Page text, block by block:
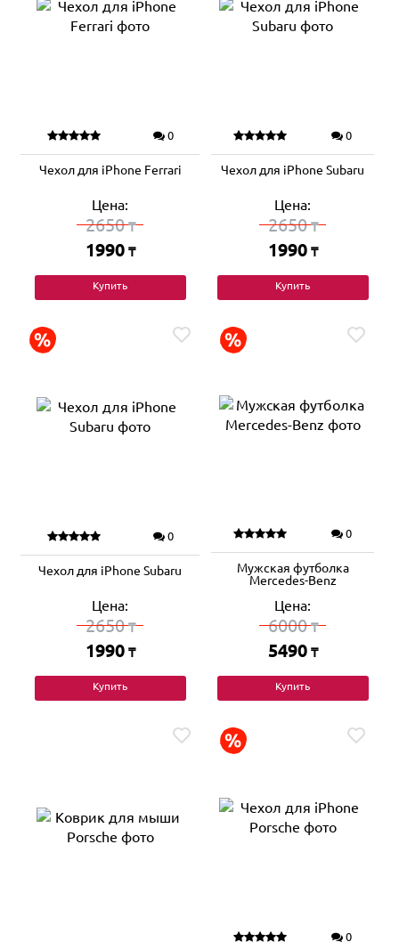
0
Чехол для iPhone Ferrari
Цена:
2650₸
1990 ₸
Купить
0
Чехол для iPhone Subaru
Цена:
2650₸
1990 ₸
Купить
0
Чехол для iPhone Subaru
Цена:
2650₸
1990 ₸
Купить
0
Мужская футболка
Mercedes-Benz
Цена:
6000₸
5490 ₸
Купить
0